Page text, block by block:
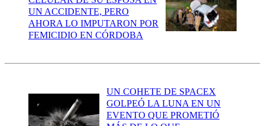
UN ACCIDENTE, PERO
AHORA LO IMPUTARON POR
FEMICIDIO EN CÓRDOBA
UN COHETE DE SPACEX
GOLPEÓ LA LUNA EN UN
EVENTO QUE PROMETIÓ